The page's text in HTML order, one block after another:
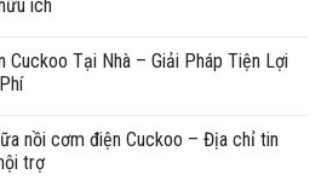
ích
Cuckoo Tại Nhà – Giải Pháp Tiện Lợi
nồi cơm điện Cuckoo – Địa chỉ tin
trợ